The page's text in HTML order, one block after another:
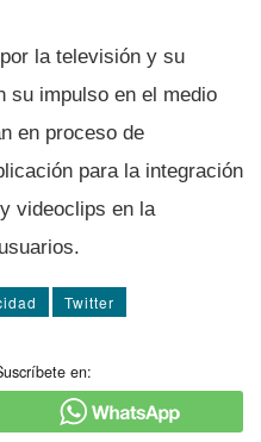
la televisión y su
su impulso en el medio
en proceso de
para la integración
videoclips en la
Twitter
en: